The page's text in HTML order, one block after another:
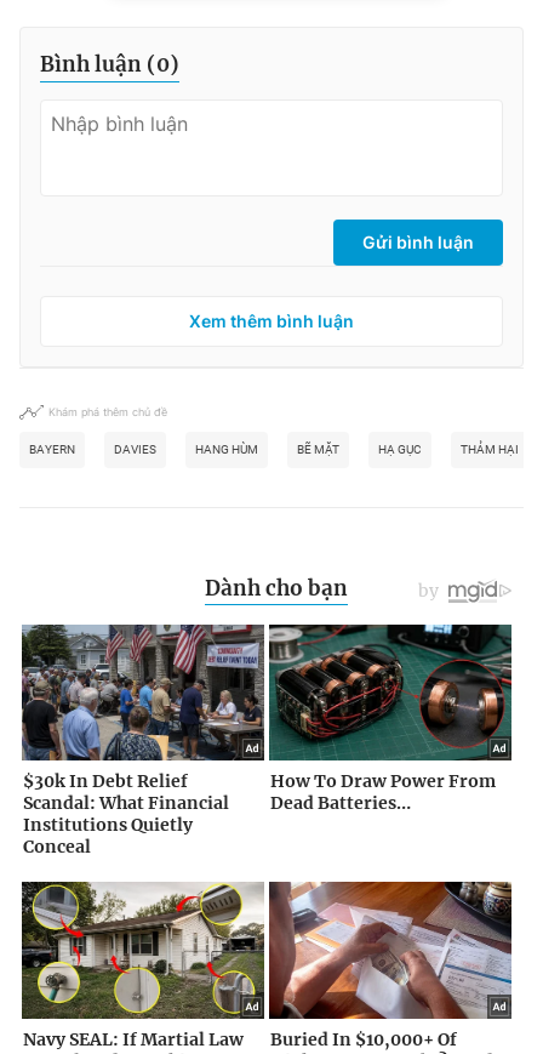
Bình luận (0)
Gửi bình luận
Xem thêm bình luận
Khám phá thêm chủ đề
BAYERN DAVIES HANG HÙM BẼ MẶT HẠ GỤC THẢM HẠI